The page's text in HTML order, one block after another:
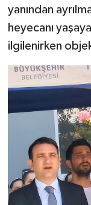
yanından
heyecanı
ilgilenirken